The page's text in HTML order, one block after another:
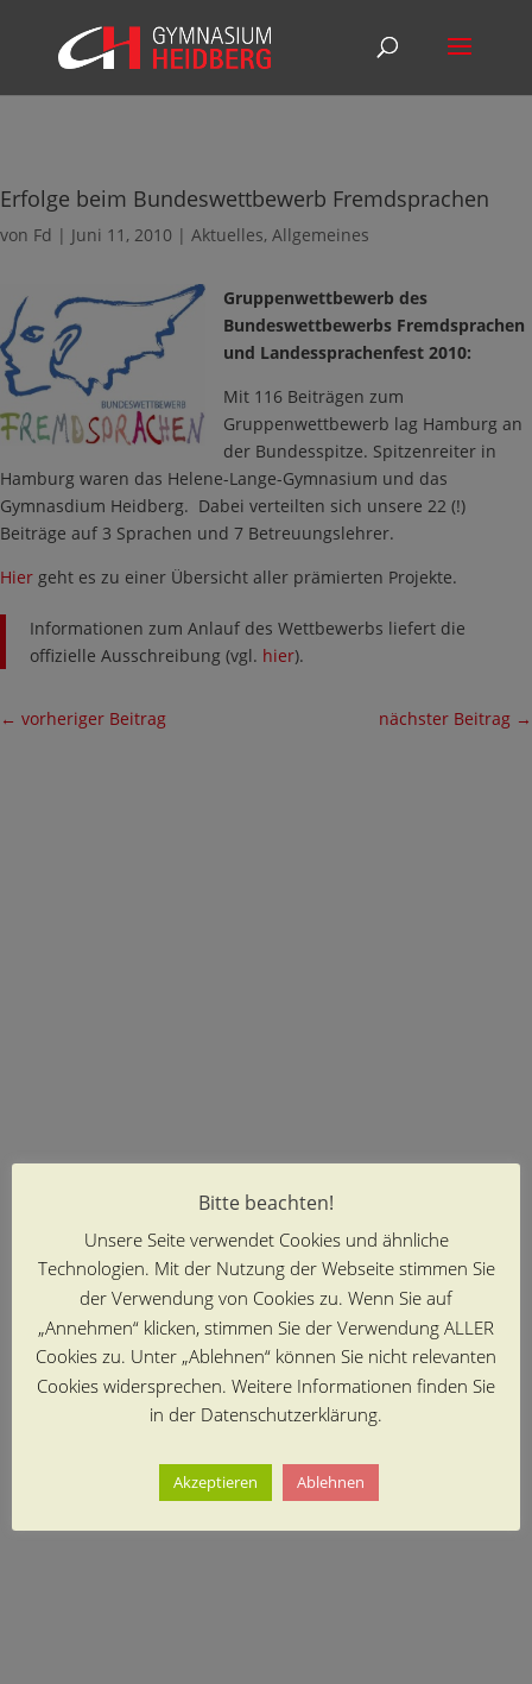
Erfolge beim Bundeswettbewerb Fremdsprachen
von Fd | Juni 11, 2010 | Aktuelles, Allgemeines
Gruppenwettbewerb des
Bundeswettbewerbs Fremdsprachen
und Landessprachenfest 2010:
Mit 116 Beiträgen zum
Gruppenwettbewerb lag Hamburg an
der Bundesspitze. Spitzenreiter in
Hamburg waren das Helene-Lange-Gymnasium und das
Gymnasdium Heidberg. Dabei verteilten sich unsere 22 (!)
Beiträge auf 3 Sprachen und 7 Betreuungslehrer.
Hier geht es zu einer Übersicht aller prämierten Projekte.
Informationen zum Anlauf des Wettbewerbs liefert die
offizielle Ausschreibung (vgl. hier).
← vorheriger Beitrag nächster Beitrag →
Bitte beachten!
Unsere Seite verwendet Cookies und ähnliche
Technologien. Mit der Nutzung der Webseite stimmen Sie
der Verwendung von Cookies zu. Wenn Sie auf
„Annehmen“ klicken, stimmen Sie der Verwendung ALLER
Cookies zu. Unter „Ablehnen“ können Sie nicht relevanten
Cookies widersprechen. Weitere Informationen finden Sie
in der Datenschutzerklärung.
Akzeptieren Ablehnen